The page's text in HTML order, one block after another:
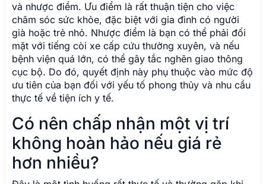
và nhược điểm. Ưu điểm là rất thuận tiện cho việc
chăm sóc sức khỏe, đặc biệt với gia đình có người
già hoặc trẻ nhỏ. Nhược điểm là bạn có thể phải đối
mặt với tiếng còi xe cấp cứu thường xuyên, và nếu
bệnh viện quá lớn, có thể gây tắc nghẽn giao thông
cục bộ. Do đó, quyết định này phụ thuộc vào mức độ
ưu tiên của bạn đối với yếu tố phong thủy và nhu cầu
thực tế về tiện ích y tế.
Có nên chấp nhận một vị trí
không hoàn hảo nếu giá rẻ
hơn nhiều?